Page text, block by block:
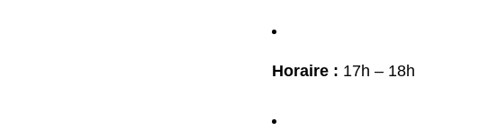
Horaire : 17h – 18h